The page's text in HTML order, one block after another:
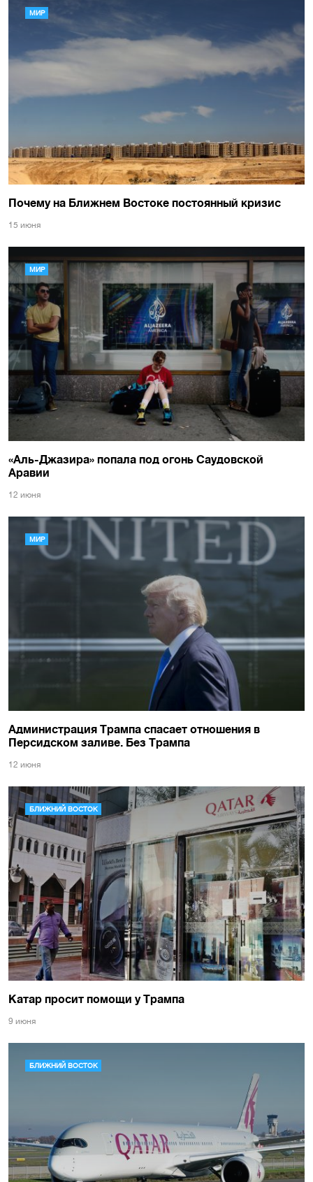
МИР
Почему на Ближнем Востоке постоянный кризис
15 июня
МИР
«Аль-Джазира» попала под огонь Саудовской
Аравии
12 июня
МИР
Администрация Трампа спасает отношения в
Персидском заливе. Без Трампа
12 июня
БЛИЖНИЙ ВОСТОК
Катар просит помощи у Трампа
9 июня
БЛИЖНИЙ ВОСТОК